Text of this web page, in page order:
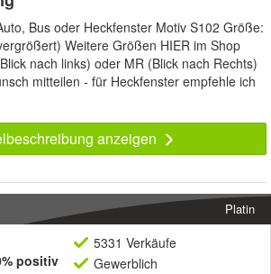
Bus oder Heckfenster Motiv S102 Größe:
Weitere Größen HIER im Shop
nach links) oder MR (Blick nach Rechts)
mitteilen - für Heckfenster empfehle ich
anzeigen
Platin
positiv
5331 Verkäufe
Gewerblich